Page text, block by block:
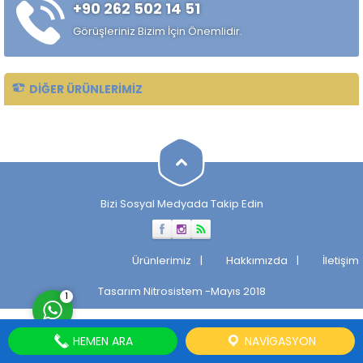
Taşlanmış mil, makinelerin
verimli ve sorunsuz
çalışmasını sağlayan önemli
bir parçadır. Taşlanmış Milin
Tarihçesi...
+90 262 502 14 51
Görüşleriniz Bizim İçin Önemlidir.
DIĞER ÜRÜNLERIMIZ
Bizi Sosyal Medyada Takip Edin
Ürünlerimiz Hakkımızda
İletişim
Tasarım Nitrosistem -Mayıs 2018
Cevap Yaz
1
HEMEN ARA NAVIGASYON